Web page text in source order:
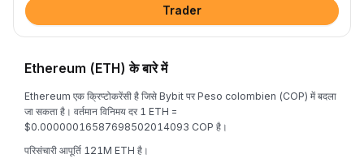
Trader
Ethereum (ETH) के बारे में
Ethereum एक क्रिप्टोकरेंसी है जिसे Bybit पर Peso colombien (COP) में बदला
जा सकता है। वर्तमान विनिमय दर 1 ETH =
$0.00000016587698502014093 COP है।
परिसंचारी आपूर्ति 121M ETH है।